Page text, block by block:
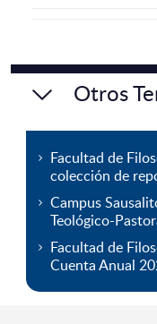
Otros
Facultad de
colección de
Campus
Teológico-
Facultad de
Cuenta Anual